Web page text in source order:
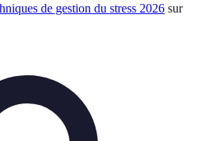
de gestion du stress 2026 sur